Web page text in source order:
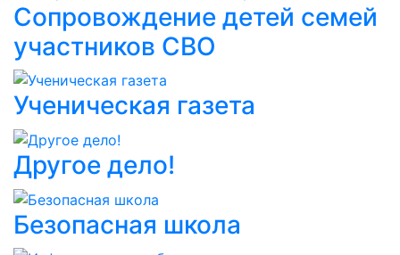
Сопровождение детей семей
участников СВО
Ученическая газета
Другое дело!
Безопасная школа